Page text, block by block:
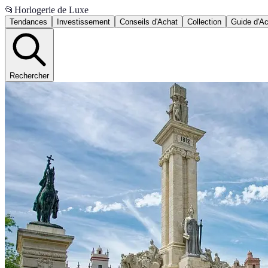
📂 Horlogerie de Luxe
Tendances Investissement Conseils d'Achat Collection Guide
Rechercher